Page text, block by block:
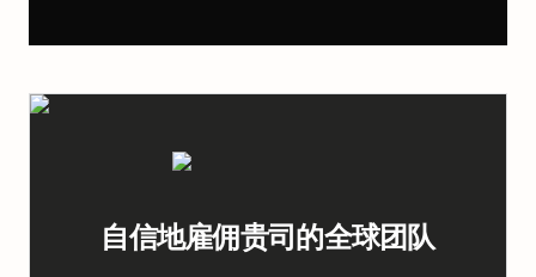
自信地雇佣贵司的全球团队